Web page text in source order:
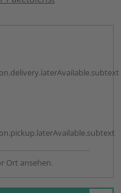
Ort ansehen.